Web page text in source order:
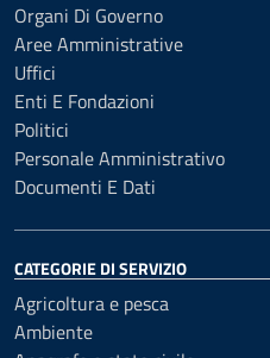
Organi Di Governo
Aree Amministrative
Uffici
Enti E Fondazioni
Politici
Personale Amministrativo
Documenti E Dati
CATEGORIE DI SERVIZIO
Agricoltura e pesca
Ambiente